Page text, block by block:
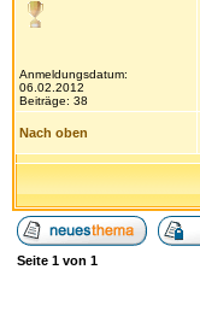
Anmeldungsdatum:
06.02.2012
Beiträge: 38
Nach oben
Seite 1 von 1